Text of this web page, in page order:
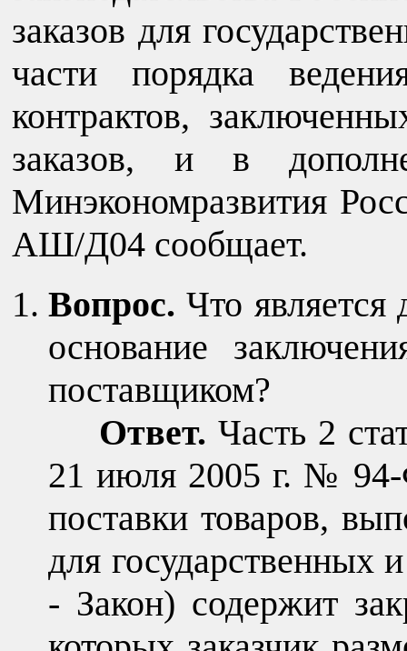
заказов для
части порядка
контрактов,
заказов, и в
Минэкономразвития
АШ/Д04 сообщает.
Вопрос. Что
основание
поставщиком?
Ответ.Часть 2
21 июля 2005 г. №
поставки товаров,
для государственных
- Закон) содержит